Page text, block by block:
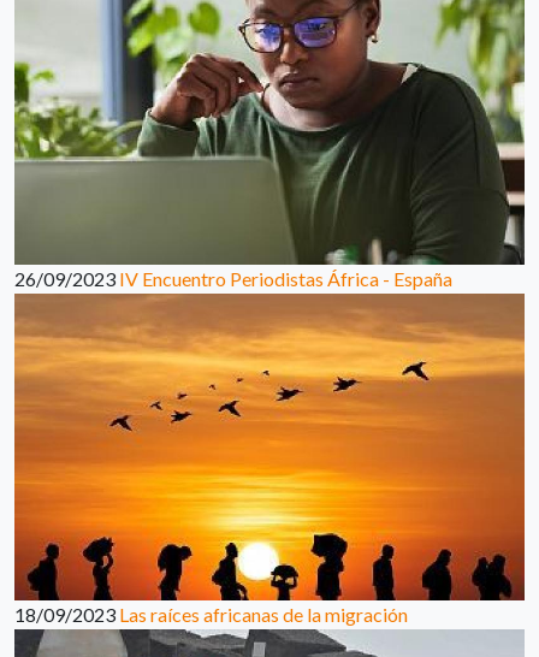
26/09/2023 IV Encuentro Periodistas África - España
18/09/2023 Las raíces africanas de la migración